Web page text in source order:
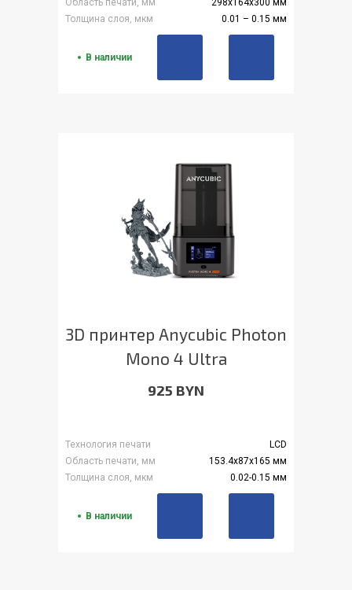
Толщина слоя, мкм
0.01 – 0.15 мм
В наличии
3D принтер Anycubic Photon
Mono 4 Ultra
925 BYN
Технология печати
LCD
Область печати, мм
153.4x87x165 мм
Толщина слоя, мкм
0.02-0.15 мм
В наличии